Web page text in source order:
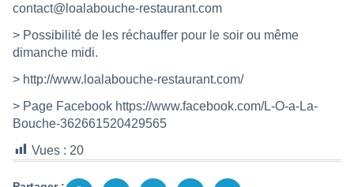
contact@loalabouche-restaurant.com
> Possibilité de les réchauffer pour le soir ou même
dimanche midi.
> http://www.loalabouche-restaurant.com/
> Page Facebook https://www.facebook.com/L-O-a-La-
Bouche-362661520429565
Vues : 20